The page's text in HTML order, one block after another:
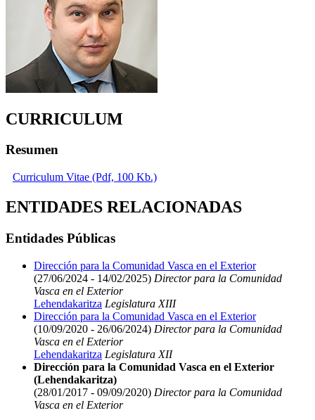
CURRICULUM
Resumen
Curriculum Vitae (Pdf, 100 Kb.)
ENTIDADES RELACIONADAS
Entidades Públicas
Dirección para la Comunidad Vasca en el Exterior
(27/06/2024 - 14/02/2025) Director para la Comunidad
Vasca en el Exterior
Lehendakaritza Legislatura XIII
Dirección para la Comunidad Vasca en el Exterior
(10/09/2020 - 26/06/2024) Director para la Comunidad
Vasca en el Exterior
Lehendakaritza Legislatura XII
Dirección para la Comunidad Vasca en el Exterior
(Lehendakaritza)
(28/01/2017 - 09/09/2020) Director para la Comunidad
Vasca en el Exterior